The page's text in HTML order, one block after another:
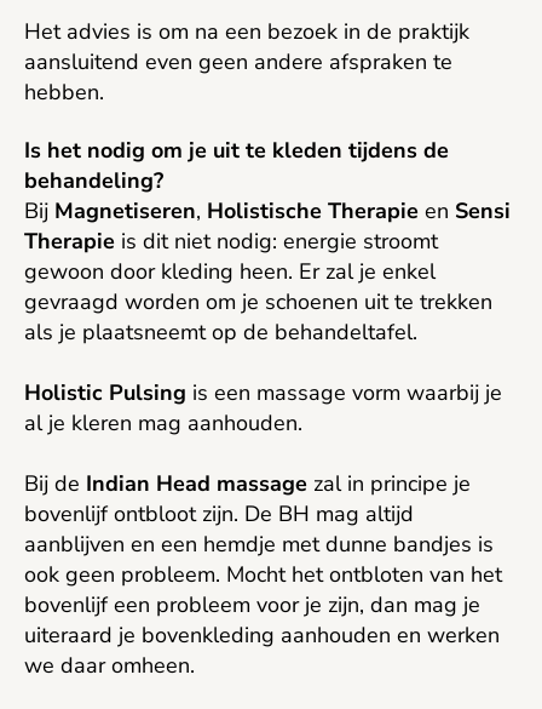
Het advies is om na een bezoek in de praktijk
aansluitend even geen andere afspraken te
hebben.
Is het nodig om je uit te kleden tijdens de
behandeling?
Bij Magnetiseren, Holistische Therapie en Sensi
Therapie is dit niet nodig: energie stroomt
gewoon door kleding heen. Er zal je enkel
gevraagd worden om je schoenen uit te trekken
als je plaatsneemt op de behandeltafel.
Holistic Pulsing is een massage vorm waarbij je
al je kleren mag aanhouden.
Bij de Indian Head massage zal in principe je
bovenlijf ontbloot zijn. De BH mag altijd
aanblijven en een hemdje met dunne bandjes is
ook geen probleem. Mocht het ontbloten van het
bovenlijf een probleem voor je zijn, dan mag je
uiteraard je bovenkleding aanhouden en werken
we daar omheen.